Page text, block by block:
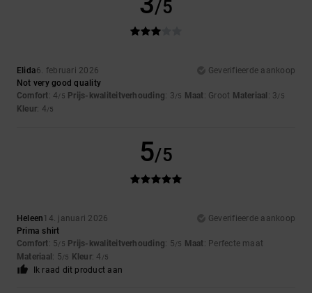
/5
Elida6. februari 2026
Geverifieerde aankoop
Not very good quality
Comfort: 4/5 Prijs-kwaliteitverhouding: 3/5 Maat: Groot Materiaal : 3/5
Kleur: 4/5
5/5
Heleen14. januari 2026
Geverifieerde aankoop
Prima shirt
Comfort: 5/5 Prijs-kwaliteitverhouding: 5/5 Maat: Perfecte maat
Materiaal : 5/5 Kleur: 4 /5
Ik raad dit product aan